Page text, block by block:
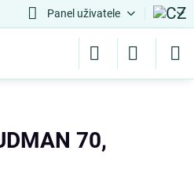
Panel uživatele
70,